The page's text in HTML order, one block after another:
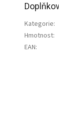
Kategorie:
Hmotnost:
EAN: